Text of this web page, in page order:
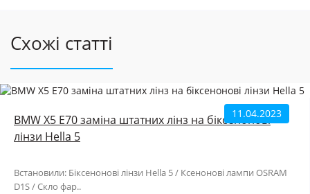
Схожі статті
11.04.2023
BMW X5 E70 заміна штатних лінз на біксенонові
лінзи Hella 5
Встановили: Біксенонові лінзи Hella 5 / Ксенонові лампи OSRAM
D1S / Скло фар..